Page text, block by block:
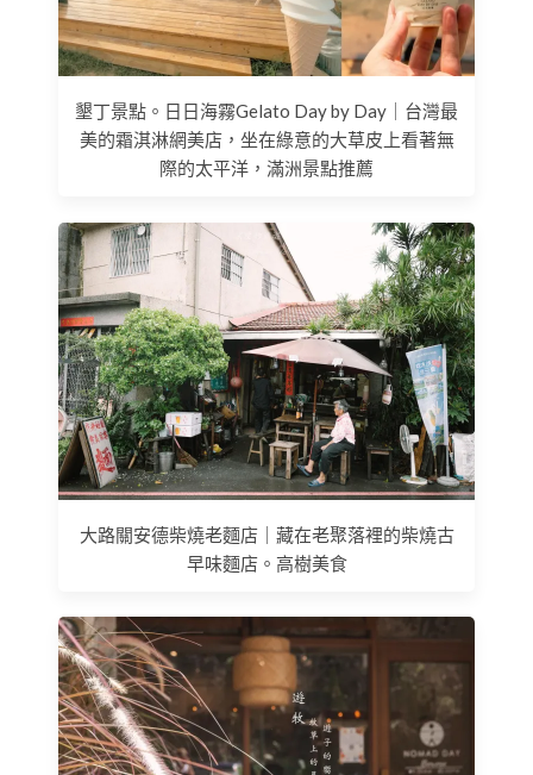
墾丁景點。日日海霧Gelato Day by Day｜台灣最
美的霜淇淋網美店，坐在綠意的大草皮上看著無
際的太平洋，滿洲景點推薦
大路關安德柴燒老麵店｜藏在老聚落裡的柴燒古
早味麵店。高樹美食